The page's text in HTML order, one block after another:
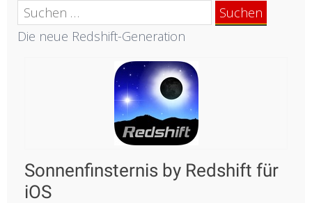
Suchen
nach:
Die neue Redshift-Generation
Sonnenfinsternis by Redshift für
iOS